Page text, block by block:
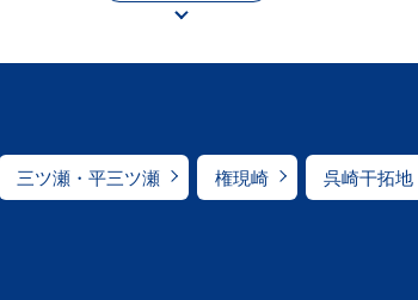
三ツ瀬・平三ツ瀬 権現崎 呉崎干拓地